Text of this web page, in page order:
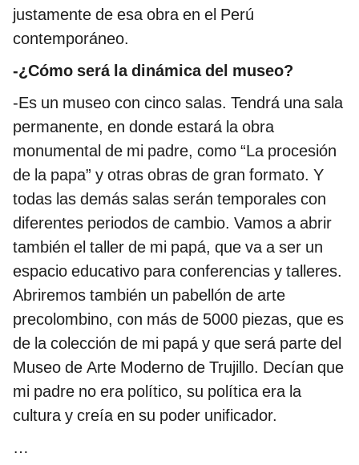
justamente de esa obra en el Perú
contemporáneo.
-¿Cómo será la dinámica del museo?
-Es un museo con cinco salas. Tendrá una sala
permanente, en donde estará la obra
monumental de mi padre, como “La procesión
de la papa” y otras obras de gran formato. Y
todas las demás salas serán temporales con
diferentes periodos de cambio. Vamos a abrir
también el taller de mi papá, que va a ser un
espacio educativo para conferencias y talleres.
Abriremos también un pabellón de arte
precolombino, con más de 5000 piezas, que es
de la colección de mi papá y que será parte del
Museo de Arte Moderno de Trujillo. Decían que
mi padre no era político, su política era la
cultura y creía en su poder unificador.